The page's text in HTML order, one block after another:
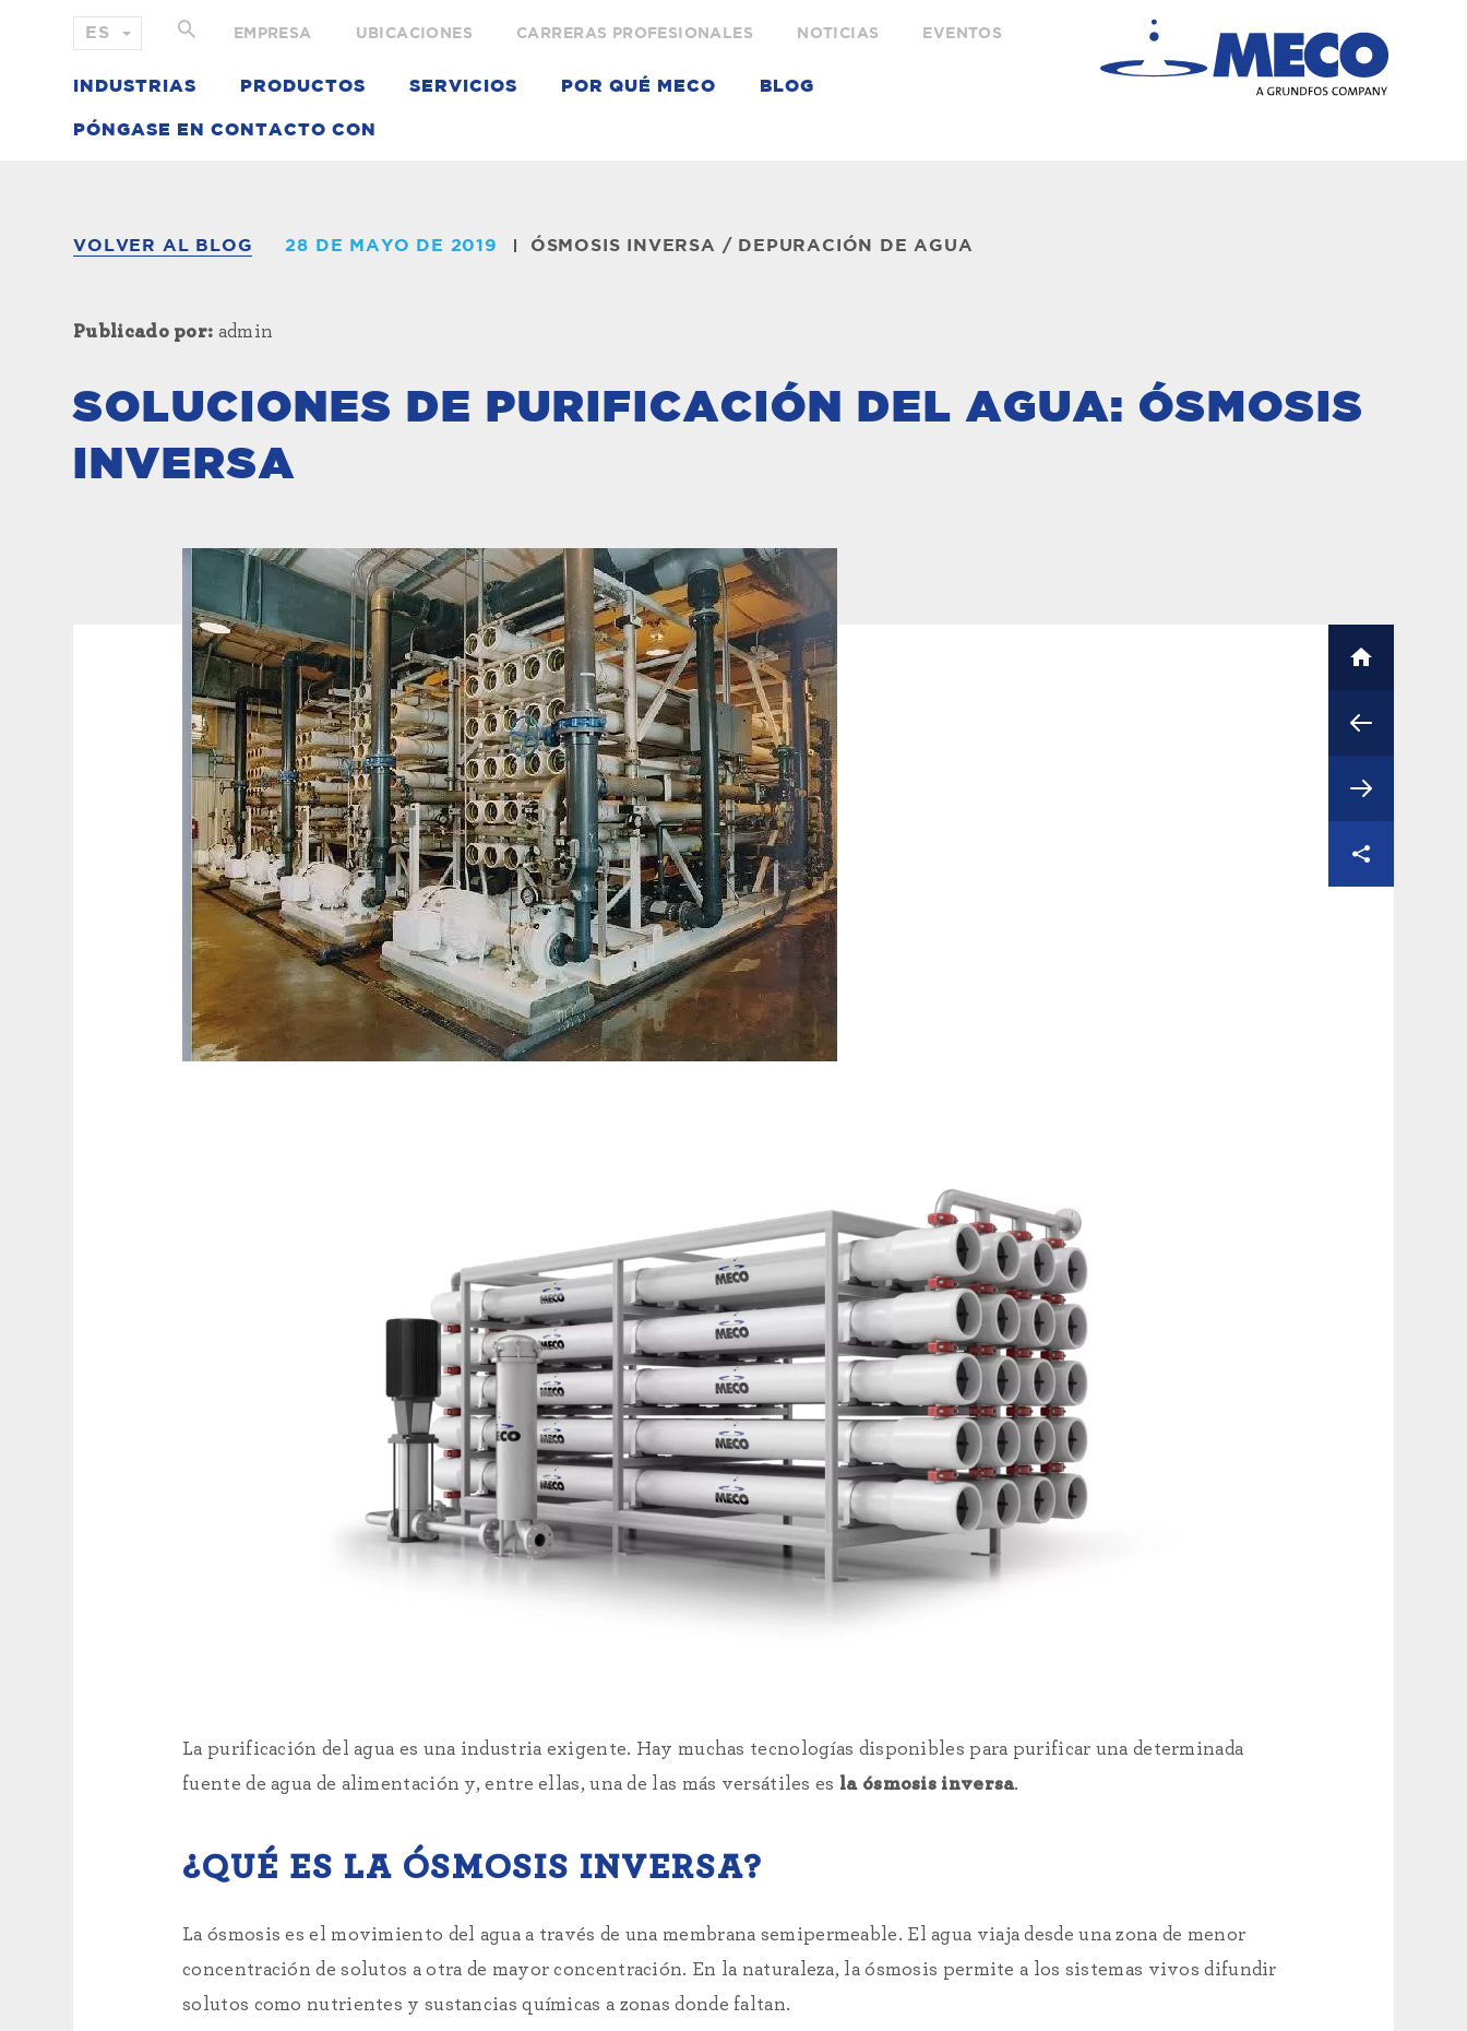
EMPRESA UBICACIONES CARRERAS PROFESIONALES NOTICIAS EVENTOS
INDUSTRIAS PRODUCTOS SERVICIOS POR QUÉ MECO BLOG
PÓNGASE EN CONTACTO CON
VOLVER AL BLOG 28 DE MAYO DE 2019 ÓSMOSIS INVERSA / DEPURACIÓN DE AGUA
Publicado por: admin
SOLUCIONES DE PURIFICACIÓN DEL AGUA: ÓSMOSIS
INVERSA
La purificación del agua es una industria exigente. Hay muchas tecnologías disponibles para purificar una determinada
fuente de agua de alimentación y, entre ellas, una de las más versátiles es la ósmosis inversa.
¿QUÉ ES LA ÓSMOSIS INVERSA?
La ósmosis es el movimiento del agua a través de una membrana semipermeable. El agua viaja desde una zona de menor
concentración de solutos a otra de mayor concentración. En la naturaleza, la ósmosis permite a los sistemas vivos difundir
solutos como nutrientes y sustancias químicas a zonas donde faltan.